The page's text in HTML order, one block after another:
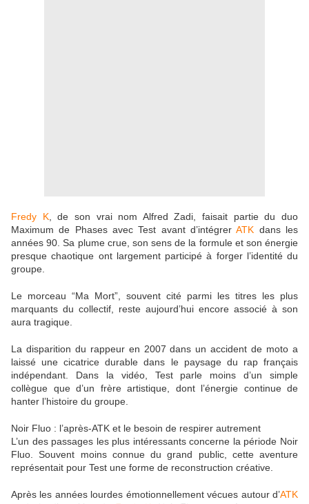
Fredy K, de son vrai nom Alfred Zadi, faisait partie du duo
Maximum de Phases avec Test avant d’intégrerATK dans les
années 90. Sa plume crue, son sens de la formule et son énergie
presque chaotique ont largement participé à forger l’identité du
groupe.
Le morceau “Ma Mort”, souvent cité parmi les titres les plus
marquants du collectif, reste aujourd’hui encore associé à son
aura tragique.
La disparition du rappeur en 2007 dans un accident de moto a
laissé une cicatrice durable dans le paysage du rap français
indépendant. Dans la vidéo, Test parle moins d’un simple
collègue que d’un frère artistique, dont l’énergie continue de
hanter l’histoire du groupe.
Noir Fluo : l’après-ATK et le besoin de respirer autrement
L’un des passages les plus intéressants concerne la période Noir
Fluo . Souvent moins connue du grand public, cette aventure
représentait pour Test une forme de reconstruction créative.
Après les années lourdes émotionnellement vécues autour d’ATK